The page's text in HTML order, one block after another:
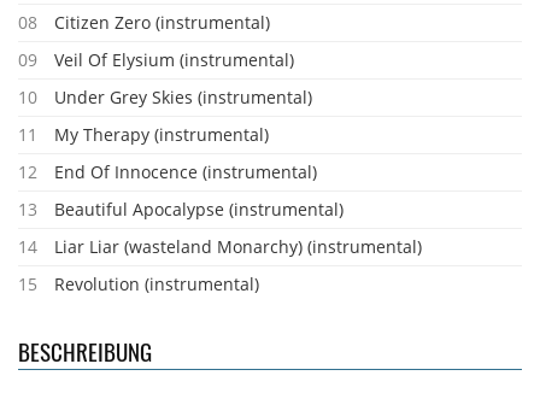
08
Citizen Zero (instrumental)
09
Veil Of Elysium (instrumental)
10
Under Grey Skies (instrumental)
11
My Therapy (instrumental)
12
End Of Innocence (instrumental)
13
Beautiful Apocalypse (instrumental)
14
Liar Liar (wasteland Monarchy) (instrumental)
15
Revolution (instrumental)
BESCHREIBUNG